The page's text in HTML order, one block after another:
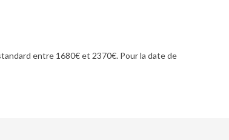
entre 1680€ et 2370€. Pour la date de